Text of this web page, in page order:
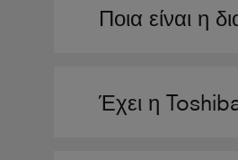
Ποια είναι η
Έχει η